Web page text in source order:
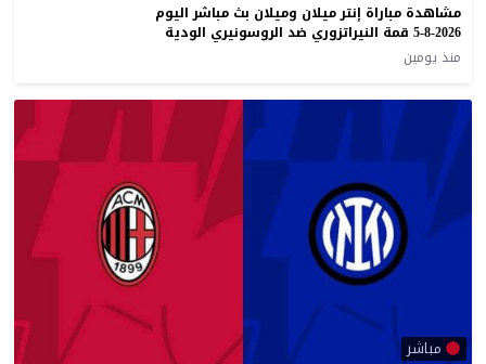
مشاهدة مباراة إنتر ميلان وميلان بث مباشر اليوم
5-8-2026 قمة النيراتزوري ضد الروسونيري الودية
منذ يومين
مباشر